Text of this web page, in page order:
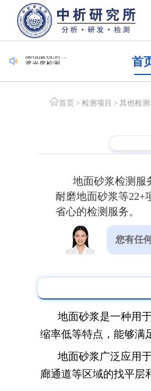
毛刷检测 ...
集装袋检测 ...
遮光度检测 ...
首
首页 > 检测项目 > 其他检测
地面砂浆检测服
耐磨地面砂浆等22+
省心的检测服务。
您有任
地面砂浆是一种用
缩率低等特点，能够满
地面砂浆广泛应用
廊通道等区域的找平层